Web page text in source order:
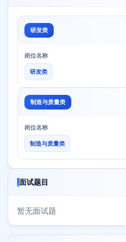
研发类
岗位名称
研发类
制造与质量类
岗位名称
制造与质量类
面试题目
暂无面试题